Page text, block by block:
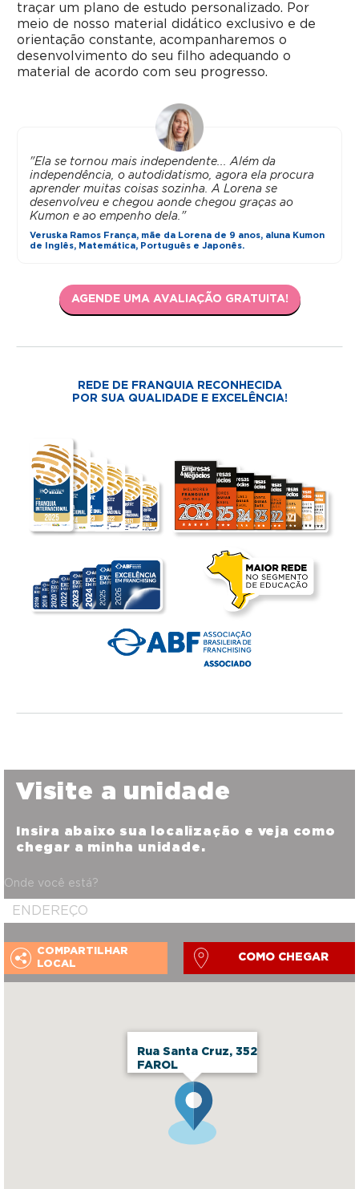
traçar um plano de estudo personalizado. Por
meio de nosso material didático exclusivo e de
orientação constante, acompanharemos o
desenvolvimento do seu filho adequando o
material de acordo com seu progresso.
"Ela se tornou mais independente... Além da
independência, o autodidatismo, agora ela procura
aprender muitas coisas sozinha. A Lorena se
desenvolveu e chegou aonde chegou graças ao
Kumon e ao empenho dela."
Veruska Ramos França, mãe da Lorena de 9 anos, aluna Kumon
de Inglês, Matemática, Português e Japonês.
AGENDE UMA AVALIAÇÃO GRATUITA!
REDE DE FRANQUIA RECONHECIDA
POR SUA QUALIDADE E EXCELÊNCIA!
Rua Santa Cruz, 352
FAROL
Visite a unidade
Insira abaixo sua localização e veja como
chegar a minha unidade.
Onde você está?
COMPARTILHAR
LOCAL
COMO CHEGAR